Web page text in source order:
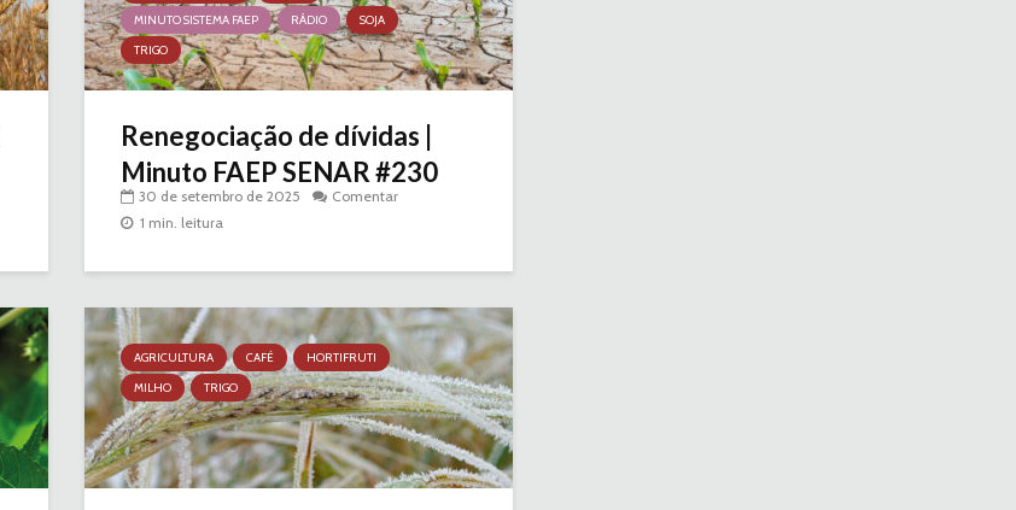
MINUTO SISTEMA FAEP
RÁDIO
SOJA
TRIGO
Renegociação de dívidas |
Minuto FAEP SENAR #230
30 de setembro de 2025
Comentar
1 min. leitura
AGRICULTURA CAFÉ
HORTIFRUTI
MILHO
TRIGO